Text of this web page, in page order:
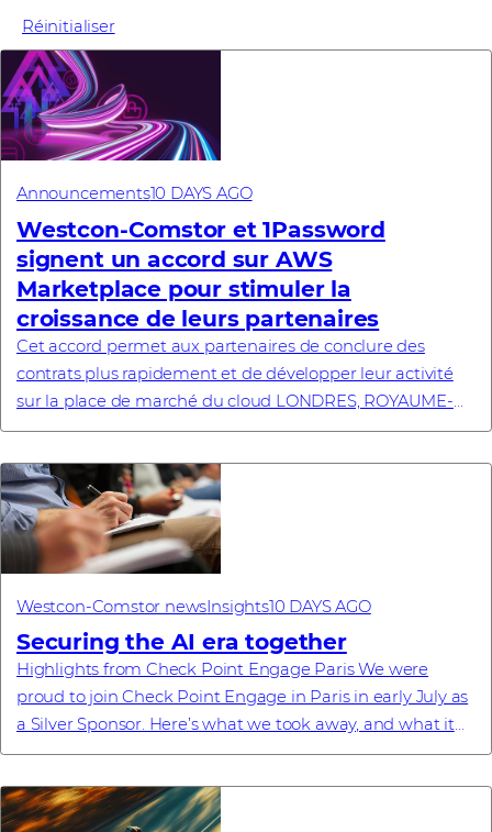
Les derniers articles
Réinitialiser
Announcements10 DAYS AGO
Westcon-Comstor et 1Password
signent un accord sur AWS
Marketplace pour stimuler la
croissance de leurs partenaires
Cet accord permet aux partenaires de conclure des
contrats plus rapidement et de développer leur activité
sur la place de marché du cloud LONDRES, ROYAUME-
UNI – 30 juillet 2026 – Westcon-Comstor, dist...
Westcon-Comstor newsInsights10 DAYS AGO
Securing the AI era together
Highlights from Check Point Engage Paris We were
proud to join Check Point Engage in Paris in early July as
a Silver Sponsor. Here’s what we took away, and what it
means for our partners. Recently, ...